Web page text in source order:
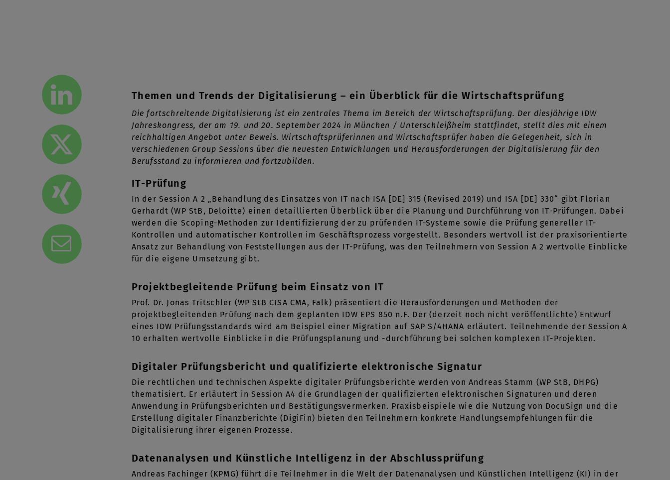
Themen und Trends der Digitalisierung – ein Überblick für die Wirtschaftsprüfung
Die fortschreitende Digitalisierung ist ein zentrales Thema im Bereich der Wirtschaftsprüfung. Der diesjährige IDW
Jahreskongress, der am 19. und 20. September 2024 in München / Unterschleißheim stattfindet, stellt dies mit einem
reichhaltigen Angebot unter Beweis. Wirtschaftsprüferinnen und Wirtschaftsprüfer haben die Gelegenheit, sich in
verschiedenen Group Sessions über die neuesten Entwicklungen und Herausforderungen der Digitalisierung für den
Berufsstand zu informieren und fortzubilden.
IT-Prüfung
In der Session A 2 „Behandlung des Einsatzes von IT nach ISA [DE] 315 (Revised 2019) und ISA [DE] 330“ gibt Florian
Gerhardt (WP StB, Deloitte) einen detaillierten Überblick über die Planung und Durchführung von IT-Prüfungen. Dabei
werden die Scoping-Methoden zur Identifizierung der zu prüfenden IT-Systeme sowie die Prüfung genereller IT-
Kontrollen und automatischer Kontrollen im Geschäftsprozess vorgestellt. Besonders wertvoll ist der praxisorientierte
Ansatz zur Behandlung von Feststellungen aus der IT-Prüfung, was den Teilnehmern von Session A 2 wertvolle Einblicke
für die eigene Umsetzung gibt.
Projektbegleitende Prüfung beim Einsatz von IT
Prof. Dr. Jonas Tritschler (WP StB CISA CMA, Falk) präsentiert die Herausforderungen und Methoden der
projektbegleitenden Prüfung nach dem geplanten IDW EPS 850 n.F. Der (derzeit noch nicht veröffentlichte) Entwurf
eines IDW Prüfungsstandards wird am Beispiel einer Migration auf SAP S/4HANA erläutert. Teilnehmende der Session A
10 erhalten wertvolle Einblicke in die Prüfungsplanung und -durchführung bei solchen komplexen IT-Projekten.
Digitaler Prüfungsbericht und qualifizierte elektronische Signatur
Die rechtlichen und technischen Aspekte digitaler Prüfungsberichte werden von Andreas Stamm (WP StB, DHPG)
thematisiert. Er erläutert in Session A4 die Grundlagen der qualifizierten elektronischen Signaturen und deren
Anwendung in Prüfungsberichten und Bestätigungsvermerken. Praxisbeispiele wie die Nutzung von DocuSign und die
Erstellung digitaler Finanzberichte (DigiFin) bieten den Teilnehmern konkrete Handlungsempfehlungen für die
Digitalisierung ihrer eigenen Prozesse.
Datenanalysen und Künstliche Intelligenz in der Abschlussprüfung
Andreas Fachinger (KPMG) führt die Teilnehmer in die Welt der Datenanalysen und Künstlichen Intelligenz (KI) in der